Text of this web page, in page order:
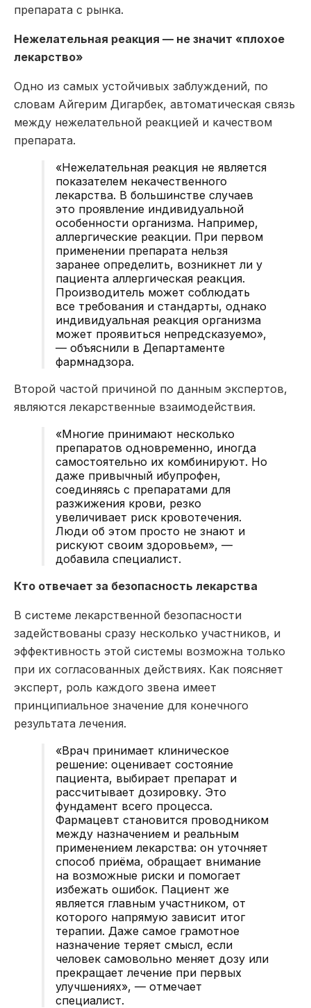
препарата с рынка.
Нежелательная реакция — не значит «плохое
лекарство»
Одно из самых устойчивых заблуждений, по
словам Айгерим Дигарбек, автоматическая связь
между нежелательной реакцией и качеством
препарата.
«Нежелательная реакция не является
показателем некачественного
лекарства. В большинстве случаев
это проявление индивидуальной
особенности организма. Например,
аллергические реакции. При первом
применении препарата нельзя
заранее определить, возникнет ли у
пациента аллергическая реакция.
Производитель может соблюдать
все требования и стандарты, однако
индивидуальная реакция организма
может проявиться непредсказуемо»,
— объяснили в Департаменте
фармнадзора.
Второй частой причиной по данным экспертов,
являются лекарственные взаимодействия.
«Многие принимают несколько
препаратов одновременно, иногда
самостоятельно их комбинируют. Но
даже привычный ибупрофен,
соединяясь с препаратами для
разжижения крови, резко
увеличивает риск кровотечения.
Люди об этом просто не знают и
рискуют своим здоровьем», —
добавила специалист.
Кто отвечает за безопасность лекарства
В системе лекарственной безопасности
задействованы сразу несколько участников, и
эффективность этой системы возможна только
при их согласованных действиях. Как поясняет
эксперт, роль каждого звена имеет
принципиальное значение для конечного
результата лечения.
«Врач принимает клиническое
решение: оценивает состояние
пациента, выбирает препарат и
рассчитывает дозировку. Это
фундамент всего процесса.
Фармацевт становится проводником
между назначением и реальным
применением лекарства: он уточняет
способ приёма, обращает внимание
на возможные риски и помогает
избежать ошибок. Пациент же
является главным участником, от
которого напрямую зависит итог
терапии. Даже самое грамотное
назначение теряет смысл, если
человек самовольно меняет дозу или
прекращает лечение при первых
улучшениях», — отмечает
специалист.